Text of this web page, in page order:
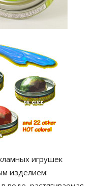
игрушек
изделием: